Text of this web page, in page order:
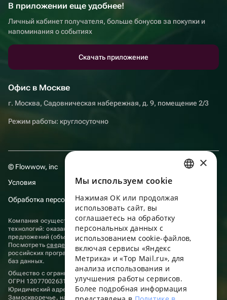
В приложении еще удобнее!
Личный кабинет получателя, больше бонусов за покупки и
напоминания о событиях
Скачать приложение
Офис в Москве
г. Москва, Садовническая набережная, д. 9, помещение 2/3
Режим работы: круглосуточно
© Flowwow, inc
Условия
Обработка персональных данных
Компания осуществляет деятельность в области информационных
технологий: оказание услуг в сети “Интернет” по размещению
предложений (объявлений) продавцов о реализации товаров.
Посмотретьсведения о программах
, включенных в реестр
российских программ для электронных вычислительных машин и
баз данных.
Общество с ограниченной ответственностью «ФЛАУВАУ»
ОГРН 1207700263198, ИНН 9702020445
Юридический адрес: г. Москва, вн.тер. г. Муниципальный округ
Замоскворечье, наб. Садовническая, д. 9, помещ. 2/3.
ENGLISH
UKRAINIAN
PORTUGUESE
×
Мы используем сookie
Нажимая ОК или продолжая
использовать сайт, вы
соглашаетесь на обработку
персональных данных с
использованием cookie-файлов,
включая сервисы «Яндекс
Метрика» и «Top Mail.ru», для
анализа использования и
улучшения работы сервисов.
Более подробная информация